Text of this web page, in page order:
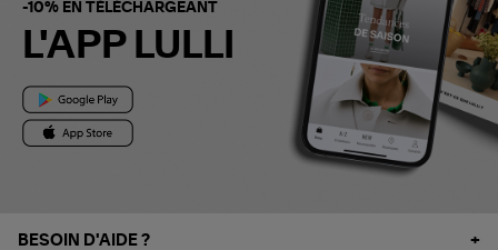
-10% EN TÉLÉCHARGEANT
L'APP LULLI
BESOIN D'AIDE ?